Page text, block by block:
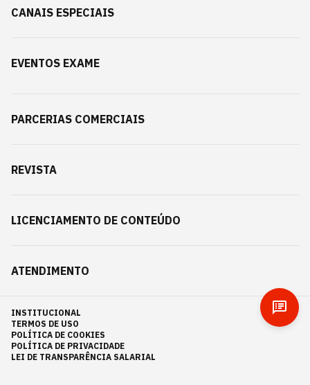
CANAIS ESPECIAIS
EVENTOS EXAME
PARCERIAS COMERCIAIS
REVISTA
LICENCIAMENTO DE CONTEÚDO
ATENDIMENTO
INSTITUCIONAL
TERMOS DE USO
POLÍTICA DE COOKIES
POLÍTICA DE PRIVACIDADE
LEI DE TRANSPARÊNCIA SALARIAL